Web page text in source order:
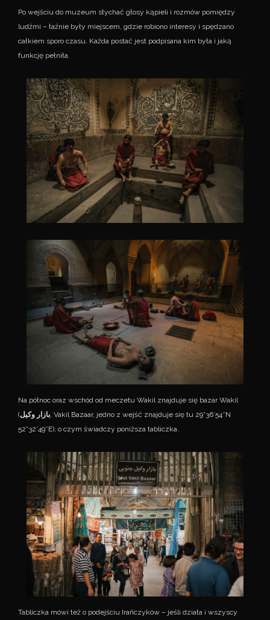
Po wejściu do muzeum słychać głosy kąpieli i rozmów pomiędzy
ludźmi – łaźnie były miejscem, gdzie robiono interesy i spędzano
całkiem sporo czasu. Każda postać jest podpisana kim była i jaką
funkcję pełniła.
Na północ oraz wschód od meczetu Wakil znajduje się bazar Wakil
(بازار وکیل, Vakil Bazaar, jedno z wejść znajduje się tu 29°36’54″N
52°32’49″E), o czym świadczy poniższa tabliczka.
Tabliczka mówi też o podejściu Irańczyków – jeśli działa i wszyscy